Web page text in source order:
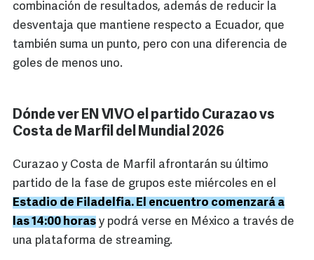
combinación de resultados, además de reducir la
desventaja que mantiene respecto a Ecuador, que
también suma un punto, pero con una diferencia de
goles de menos uno.
Dónde ver EN VIVO el partido Curazao vs
Costa de Marfil del Mundial 2026
Curazao y Costa de Marfil afrontarán su último
partido de la fase de grupos este miércoles en el
Estadio de Filadelfia. El encuentro comenzará a
las 14:00 horas y podrá verse en México a través de
una plataforma de streaming.